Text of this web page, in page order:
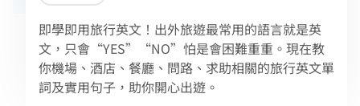
即學即用旅行英文！出外旅遊最常用的語言就是英
文，只會“YES”“NO”怕是會困難重重。現在教
你機場、酒店、餐廳、問路、求助相關的旅行英文單
詞及實用句子，助你開心出遊。